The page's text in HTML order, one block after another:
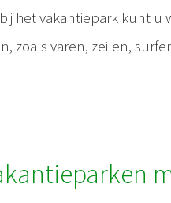
het vakantiepark kunt
zoals varen, zeilen,